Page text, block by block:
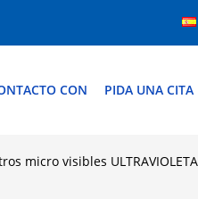
CON PIDA UNA CITA
micro visibles